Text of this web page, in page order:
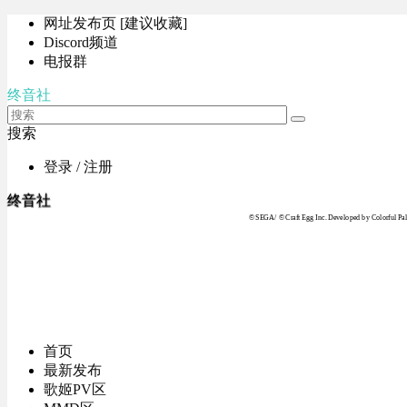
网址发布页 [建议收藏]
Discord频道
电报群
终音社
搜索
登录 / 注册
终音社
© SEGA / © Craft Egg Inc. Developed by Colorful
首页
最新发布
歌姬PV区